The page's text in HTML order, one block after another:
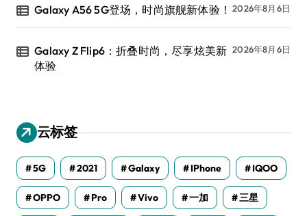
Galaxy A56 5G登场，时尚旗舰新体验！ 2026年8月6日
Galaxy Z Flip6：折叠时尚，尽享炫美新
体验
2026年8月6日
云标签
5G 2021 Galaxy IPhone IQOO
OPPO Pro Vivo 一加 三星